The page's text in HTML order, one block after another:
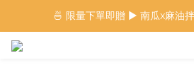
🍜 限量下單即贈 ▶︎ 南瓜x麻油
🍜 限量下單即贈 ▶︎ 南瓜x麻油